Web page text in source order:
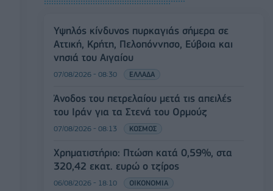
Υψηλός κίνδυνος πυρκαγιάς σήμερα σε
Αττική, Κρήτη, Πελοπόννησο, Εύβοια και
νησιά του Αιγαίου
07/08/2026 - 08:30 ΕΛΛΑΔΑ
Άνοδος του πετρελαίου μετά τις απειλές
του Ιράν για τα Στενά του Ορμούζ
07/08/2026 - 08:13 ΚΟΣΜΟΣ
Χρηματιστήριο: Πτώση κατά 0,59%, στα
320,42 εκατ. ευρώ ο τζίρος
06/08/2026 - 18:10 ΟΙΚΟΝΟΜΙΑ